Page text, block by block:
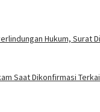
Hukum, Surat
Saat Dikonfirmasi